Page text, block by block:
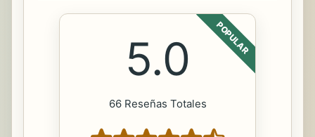
POPULAR
5.0
66 Reseñas Totales